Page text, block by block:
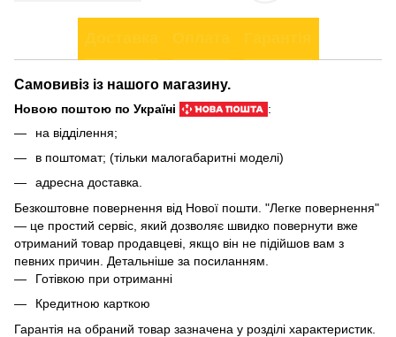
Самовивіз із нашого магазину.
Новою поштою по Україні
:
на відділення;
в поштомат; (тільки малогабаритні моделі)
адресна доставка.
Безкоштовне повернення від Нової пошти. "Легке повернення"
— це простий сервіс, який дозволяє швидко повернути вже
отриманий товар продавцеві, якщо він не підійшов вам з
певних причин. Детальніше за посиланням
Готівкою при отриманні
Кредитною карткою
Гарантія на обраний товар зазначена у розділі характеристик.